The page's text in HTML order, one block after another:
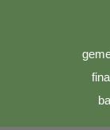
g m
f n
b